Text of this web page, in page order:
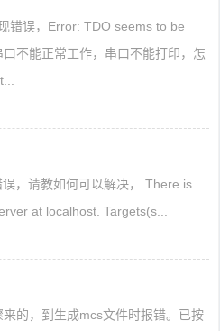
错误，Error: TDO seems to be
不能正常工作，串口不能打印，怎
，请教如何可以解决， There is
at localhost. Targets(s...
的，到生成mcs文件时报错。已按